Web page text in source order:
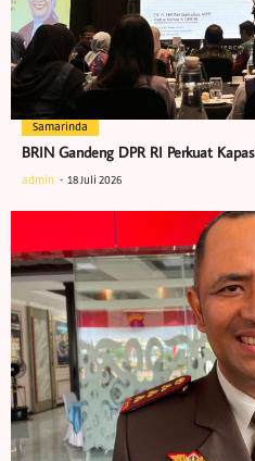
Samarinda
BRIN Gandeng DPR RI Perkuat
admin 18 Juli 2026